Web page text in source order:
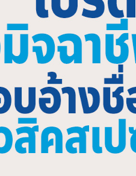
G4-965-S-TH-Wireless System
56,900.00